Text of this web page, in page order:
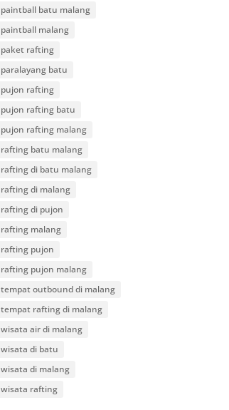
paintball batu malang
paintball malang
paket rafting
paralayang batu
pujon rafting
pujon rafting batu
pujon rafting malang
rafting batu malang
rafting di batu malang
rafting di malang
rafting di pujon
rafting malang
rafting pujon
rafting pujon malang
tempat outbound di malang
tempat rafting di malang
wisata air di malang
wisata di batu
wisata di malang
wisata rafting